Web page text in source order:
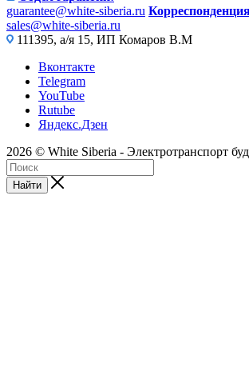
guarantee@white-siberia.ru
sales@white-siberia.ru
111395, а/я 15, ИП Комаров В.М
Вконтакте
Telegram
YouTube
Rutube
Яндекс.Дзен
2026 © White Siberia - Электротранспорт
Найти